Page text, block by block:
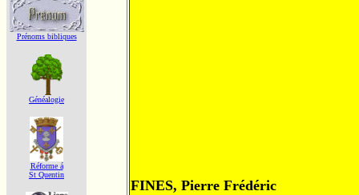
Prénoms bibliques
Généalogie
Réforme á
St Quentin
FINES, Pierre Frédéric